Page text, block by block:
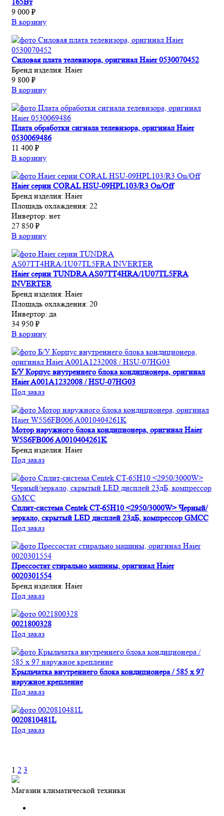
9 000 ₽
В корзину
Силовая плата телевизора, оригинал Haier 0530070452
Бренд изделия: Haier
9 800 ₽
В корзину
Плата обработки сигнала телевизора, оригинал Haier
0530069486
11 400 ₽
В корзину
Haier серии CORAL HSU-09HPL103/R3 On/Off
Бренд изделия: Haier
Площадь охлаждения: 22
Инвертор: нет
27 850 ₽
В корзину
Haier серии TUNDRA AS07TT4HRA/1U07TL5FRA
INVERTER
Бренд изделия: Haier
Площадь охлаждения: 20
Инвертор: да
34 950 ₽
В корзину
Б/У Корпус внутреннего блока кондиционера, оригинал
Haier A001A1232008 / HSU-07HG03
Под заказ
Мотор наружного блока кондиционера, оригинал Haier
W5S6FB006 A0010404261K
Бренд изделия: Haier
Под заказ
Сплит-система Centek CT-65H10 <2950/3000W> Черный/
зеркало, скрытый LED дисплей 23дБ, компрессор GMCC
Под заказ
Прессостат стирально машины, оригинал Haier
0020301554
Бренд изделия: Haier
Под заказ
0021800328
Под заказ
Крыльчатка внутреннего блока кондиционера / 585 x 97
наружное крепление
Под заказ
0020810481L
Под заказ
1 2 3
Магазин климатической техники